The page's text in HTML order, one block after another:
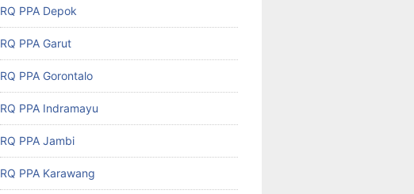
RQ PPA Depok
RQ PPA Garut
RQ PPA Gorontalo
RQ PPA Indramayu
RQ PPA Jambi
RQ PPA Karawang